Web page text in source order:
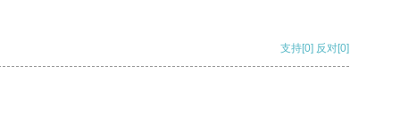
支持[0] 反对[0]